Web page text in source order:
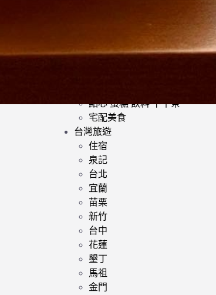
小酌 | 餐酒館
點心 蛋糕 飲料 下午茶
宅配美食
台灣旅遊
住宿
泉記
台北
宜蘭
苗栗
新竹
台中
花蓮
墾丁
馬祖
金門